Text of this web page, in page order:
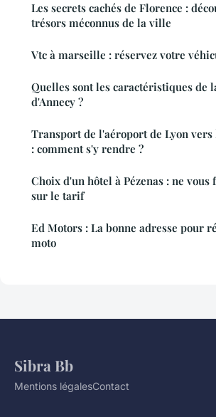
Les secrets cachés de Florence :
trésors méconnus de la ville
Vtc à marseille : réservez votre
Quelles sont les caractéristiques de
d'Annecy ?
Transport de l'aéroport de Lyon
: comment s'y rendre ?
Choix d'un hôtel à Pézenas : ne vous
sur le tarif
Ed Motors : La bonne adresse pour
moto
Sibra Bb
Mentions légalesContact